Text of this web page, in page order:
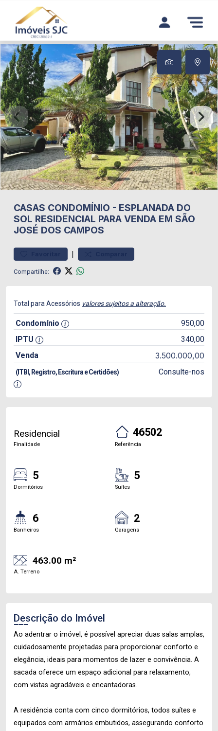
CASAS CONDOMÍNIO - ESPLANADA DO
SOL RESIDENCIAL PARA VENDA EM SÃO
JOSÉ DOS CAMPOS
|
Compartilhe:
Total para Acessórios valores sujeitos a alteração.
Condomínio
950,00
IPTU
340,00
Venda
3.500.000,00
(ITBI, Registro, Escritura e Certidões) Consulte-nos
Residencial
Finalidade
46502
Referência
5
Dormitórios
5
Suítes
6
Banheiros
2
Garagens
463.00 m²
A. Terreno
Descrição do Imóvel
Ao adentrar o imóvel, é possível apreciar duas salas amplas,
cuidadosamente projetadas para proporcionar conforto e
elegância, ideais para momentos de lazer e convivência. A
sacada oferece um espaço adicional para relaxamento,
com vistas agradáveis e encantadoras.
A residência conta com cinco dormitórios, todos suítes e
equipados com armários embutidos, assegurando conforto